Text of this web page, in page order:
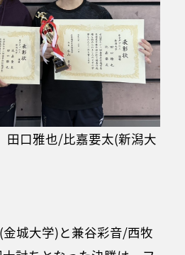
口雅也/比嘉要太(新潟大
城大学)と兼谷彩音/西牧